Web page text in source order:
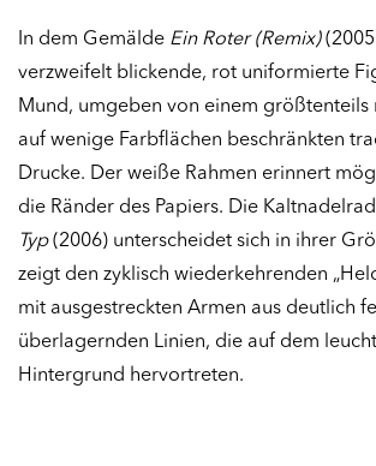
In dem Gemälde Ein Roter (Remix)
verzweifelt blickende, rot uniformierte
Mund, umgeben von einem größtenteils
auf wenige Farbflächen beschränkten
Drucke. Der weiße Rahmen erinnert
die Ränder des Papiers. Die
Typ(2006) unterscheidet sich in ihrer
zeigt den zyklisch wiederkehrenden
mit ausgestreckten Armen aus deutlich
überlagernden Linien, die auf dem
Hintergrund hervortreten.